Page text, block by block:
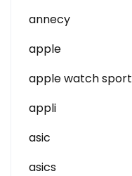
annecy
apple
apple watch sport
appli
asic
asics